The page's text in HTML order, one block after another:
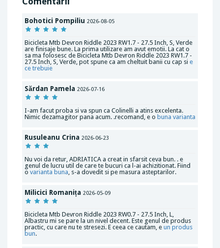
Bohotici Pompiliu 2026-08-05
Bicicleta Mtb Devron Riddle 2023 RW1.7 - 27.5 Inch, S, Verde
are finisaje bune. La prima utilizare am avut emotii. La cat o
sa ma folosesc de Bicicleta Mtb Devron Riddle 2023 RW1.7 -
27.5 Inch, S, Verde, pot spune ca am cheltuit banii cu cap si e
ce trebuie
Sărdan Pamela 2026-07-16
I-am facut proba si va spun ca Colinelli a atins excelenta.
Nimic dezamagitor pana acum. .recomand, e o buna varianta
Rusuleanu Crina 2026-06-23
Nu voi da retur, ADRIATICA a creat in sfarsit ceva bun. . e
genul de lucru util de care te bucuri ca l-ai achizitionat. Fiind
o varianta buna, s-a dovedit si pe masura asteptarilor.
Milicici Romanița 2026-05-09
Bicicleta Mtb Devron Riddle 2023 RW0.7 - 27.5 Inch, L,
Albastru mi se pare la un nivel decent. Este genul de produs
practic, cu care nu te stresezi. E ceea ce cautam, e un produs
bun.